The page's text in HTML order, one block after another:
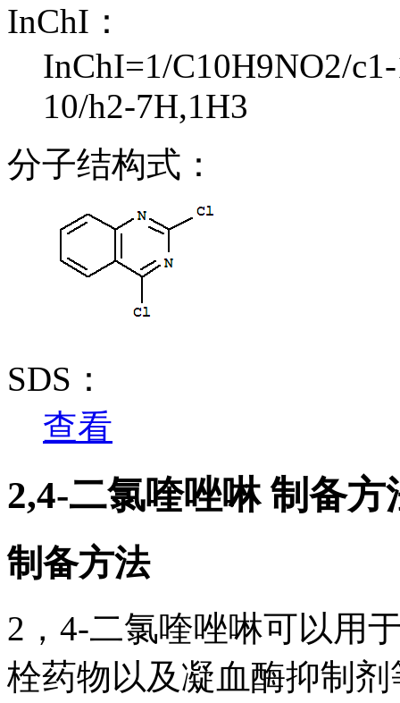
InChI：
InChI=1/C10H9NO2/
10/h2-7H,1H3
分子结构式：
SDS：
查看
2,4-二氯喹唑啉 制备方
制备方法
2，4-二氯喹唑啉可以用
栓药物以及凝血酶抑制